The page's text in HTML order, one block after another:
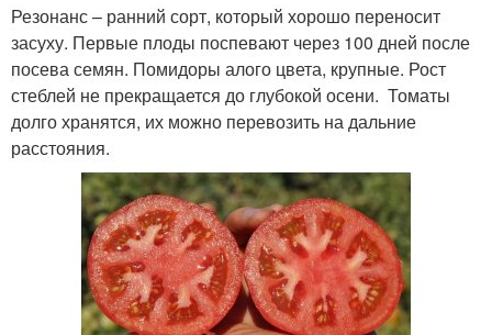
Резонанс – ранний сорт, который хорошо переносит
засуху. Первые плоды поспевают через 100 дней после
посева семян. Помидоры алого цвета, крупные. Рост
стеблей не прекращается до глубокой осени. Томаты
долго хранятся, их можно перевозить на дальние
расстояния.